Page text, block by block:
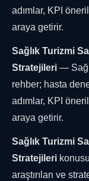
adımlar, KPI
araya getirir.
Sağlık Turizmi
Stratejileri —
rehber; hasta
adımlar, KPI
araya getirir.
Sağlık Turizmi
Stratejileri
araştırılan ve